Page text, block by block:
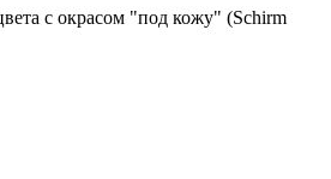
с окрасом "под кожу" (Schirm